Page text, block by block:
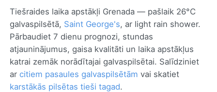
Tiešraides laika apstākļi Grenada — pašlaik 26°C
galvaspilsētā, Saint George's, ar light rain shower.
Pārbaudiet 7 dienu prognozi, stundas
atjauninājumus, gaisa kvalitāti un laika apstākļus
katrai zemāk norādītajai galvaspilsētai. Salīdziniet
ar citiem pasaules galvaspilsētām vai skatiet
karstākās pilsētas tieši tagad.